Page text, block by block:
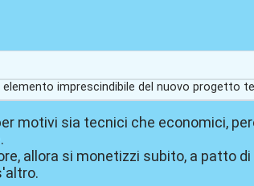
imprescindibile del nuovo progetto
motivi sia tecnici che economici,
allora si monetizzi subito, a patto